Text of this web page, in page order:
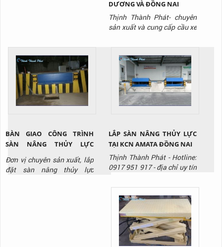
DƯƠNG VÀ ĐỒNG NAI
Thịnh Thành Phát- chuyên
sản xuất và cung cấp cầu xe
giá tốt nhất thị trường, liên
hệ ngay Hotline: 0917 951
917 để được tư vấn và báo
giá sản phẩm.
BÀN GIAO CÔNG TRÌNH
SÀN NÂNG THỦY LỰC
HYDRAULIC DOCK LEVELER
TẠI KCN BIÊN HÒA ĐỒNG
NAI
Đơn vị chuyên sản xuất, lắp
đặt sàn nâng thủy lực
LẮP SÀN NÂNG THỦY LỰC
TẠI KCN AMATA ĐỒNG NAI
Thịnh Thành Phát - Hotline:
0917 951 917 - địa chỉ uy tín
sàn nâng thủy lưc.